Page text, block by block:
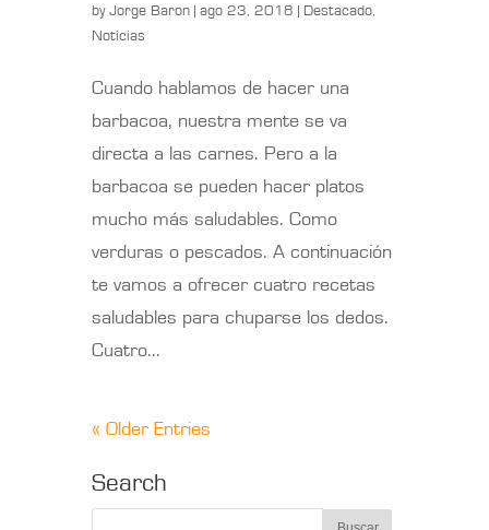
by Jorge Baron | ago 23, 2018 | Destacado,
Noticias
Cuando hablamos de hacer una
barbacoa, nuestra mente se va
directa a las carnes. Pero a la
barbacoa se pueden hacer platos
mucho más saludables. Como
verduras o pescados. A continuación
te vamos a ofrecer cuatro recetas
saludables para chuparse los dedos.
Cuatro...
« Older Entries
Search